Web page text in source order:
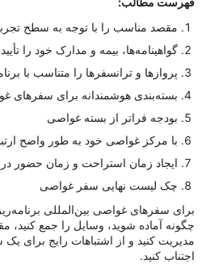
مقصد مناسب را با توجه به سطح
گواهینامه‌ها، بیمه و مدارک خود را تأیید
پروازها و ترانسفرها را متناسب با
بسته‌بندی هوشمندانه برای سفرهای
بودجه فراتر از بسته غواصی
با مرکز غواصی خود به طور واضح
ایجاد زمان استراحت و زمان حضور
چک لیست نهایی سفر غواصی
برای سفرهای غواصی بین‌المللی
چگونه آماده شوید، وسایل را جمع کنید،
مدیریت کنید و از اشتباهات رایج برای
اجتناب کنید.